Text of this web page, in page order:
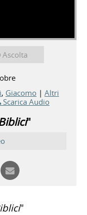
Ascolta
, Giacomo | Altri
Scarica Audio
"
"